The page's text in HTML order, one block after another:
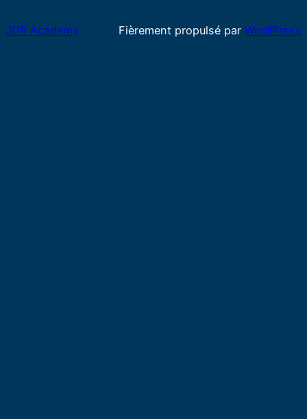
JDR Academy Fièrement propulsé par WordPress